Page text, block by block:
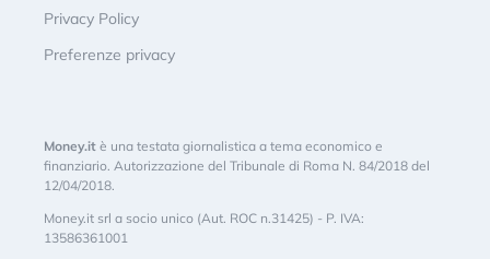
Privacy Policy
Preferenze privacy
Money.it è una testata giornalistica a tema economico e
finanziario. Autorizzazione del Tribunale di Roma N. 84/2018 del
12/04/2018.
Money.it srl a socio unico (Aut. ROC n.31425) - P. IVA:
13586361001